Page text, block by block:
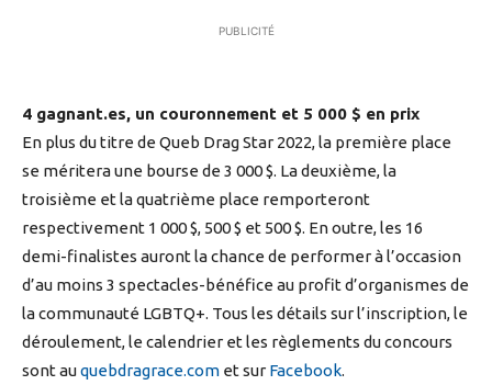
PUBLICITÉ
4 gagnant.es, un couronnement et 5 000 $ en prix
En plus du titre de Queb Drag Star 2022, la première place
se méritera une bourse de 3 000 $. La deuxième, la
troisième et la quatrième place remporteront
respectivement 1 000 $, 500 $ et 500 $. En outre, les 16
demi-finalistes auront la chance de performer à l’occasion
d’au moins 3 spectacles-bénéfice au profit d’organismes de
la communauté LGBTQ+. Tous les détails sur l’inscription, le
déroulement, le calendrier et les règlements du concours
sont auquebdragrace.com et sur Facebook.